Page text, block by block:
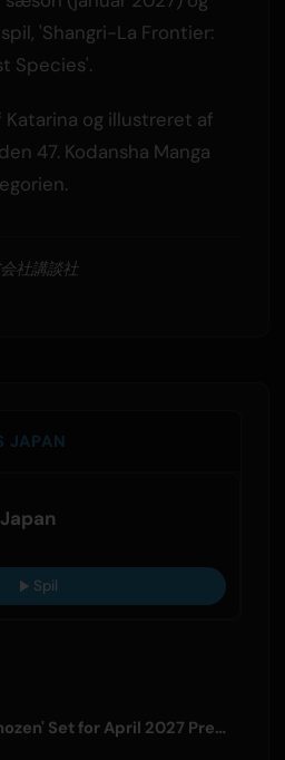
'Shangri-La Frontier:
Species'.
Katarina og illustreret af
47. Kodansha Manga
社講談社
JAPAN
Spil
TV Anime 'Shozen' Set for April 2027 Premiere on Fuji TV